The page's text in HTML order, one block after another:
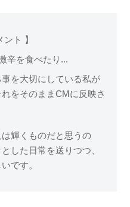
ト 】
辛を食べたり...
を大切にしている私が
をそのままCMに反映さ
輝くものだと思うの
した日常を送りつつ、
です。